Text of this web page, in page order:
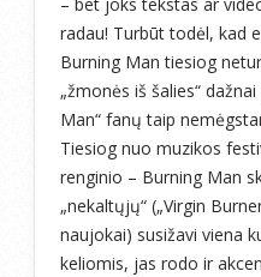
– bet joks tekstas ar
radau! Turbūt todėl, kad
Burning Man tiesiog
„žmonės iš šalies“
Man“ fanų taip
Tiesiog nuo muzikos
renginio – Burning Man
„nekaltųjų“ („Virgin
naujokai) susižavi viena
keliomis, jas rodo ir